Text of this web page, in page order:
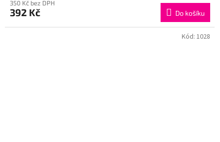
350 Kč bez DPH
392 Kč Do košíku
Kód: 1028